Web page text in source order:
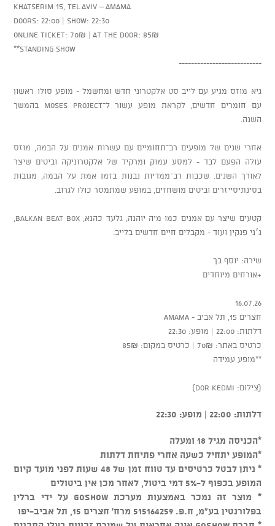
Khatserim 15, Tel Aviv – AMAMA
Doors: 22:00 | Show: 22:30
Online ticket: 70₪ | At the door: 85₪
**Standing show
---------------------------
גיא מוזס מגיע עם לייב סט אלקטרוני חדש ומחשמל - מופע סולו ראשון
עם חומרים חדשים, לקראת מופע עשור ל־Moses Project בהמשך
השנה.
אחרי שנים של מופעים רב־תחומיים עם עשרות אמנים על הבמה, מוזס
עולה הפעם לבד - למסע עמוק ומרקיד של אלקטרוניקה וביטים שיצר
לאורך השנים. שכבות רב־ממדיות נבנות בזמן אמת על הבמה, מגובות
בסינתיסייזרים וביטים מושחזים, במופע שמתמסר כולו לגרוב.
ג׳ני פנקין ועוד - מקבלים חיים חדשים בלייב.
שירה: יוסף בך
+אורחים מיוחדים
16.07.26
חצרים 15, תל אביב - AMAMA
דלתות: 22:00 | מופע: 22:30
כרטיס באתר: 70₪ | כרטיס במקום: 85₪
**מופע עמידה
(צילום: Dor Kedmi)
דלתות: 22:00 | מופע: 22:30
*הכניסה מגיל 18 ומעלה
*המופע יתחיל כשעה אחרי פתיחת דלתות
* ניתן לבטל כרטיסים עד טווח זמן של 48 שעות לפני מועד קיום
המופע בכפוף ל-5% דמי ביטול, לאחר מכן אין ביטולים
* מוצר זה נמכר באמצעות מערכת GOSHOW על ידי ברלין
בפלורנטין בע"מ, ח.פ. 515164259 מרח' חצרים 15, תל אביב-יפו